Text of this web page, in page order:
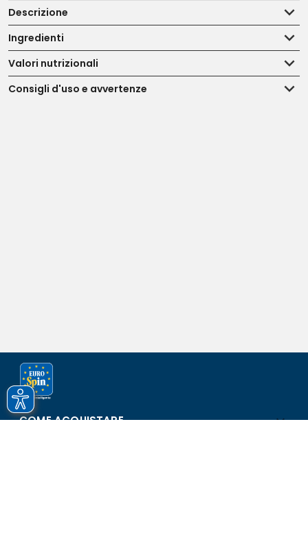
Descrizione
Ingredienti
Valori nutrizionali
Consigli d'uso e avvertenze
COME ACQUISTARE